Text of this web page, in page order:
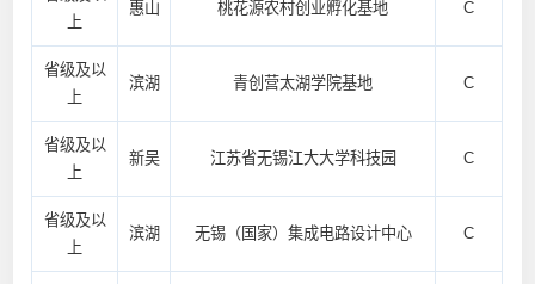
上
惠山 桃花源农村创业孵化基地 C
省级及以
上
滨湖 青创营太湖学院基地 C
省级及以
上
新吴 江苏省无锡江大大学科技园 C
省级及以
上
滨湖 无锡（国家）集成电路设计中心 C